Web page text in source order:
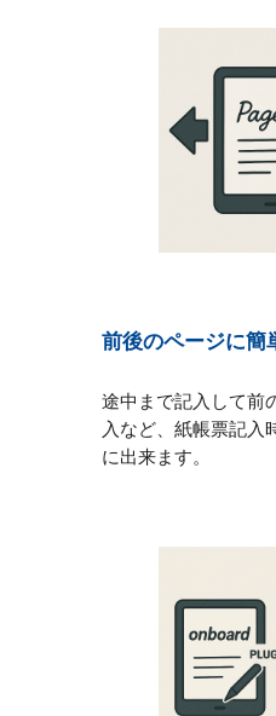
前後のページに簡
途中まで記入して前
入など、紙帳票記入
に出来ます。